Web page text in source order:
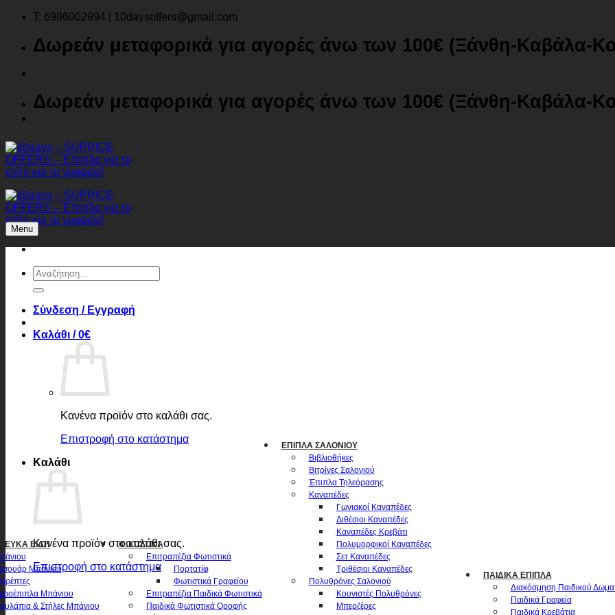
Μετάβαση
περιεχόμενο
T: 6986002994 | 10daysoffers@gmail.com
Δωρεάν μεταφορικά για αγορές άνω των 100€ (Ξάνθη-Καβάλα-
Δωρεάν μεταφορικά για αγορές άνω των 100€ (Ξάνθη-Καβάλα-
Αναζήτηση
για:
Σύνδεση / Εγγραφή
Καλάθι /0€
Κανένα προϊόν στο καλάθι σας.
Επιστροφή στο κατάστημα
Καλάθι
Κανένα προϊόν στο καλάθι σας.
Επιστροφή στο κατάστημα
Menu
ΛΕΥΚΆ ΕΊΔΗ
Μπάνιου
Μπάνιου
& Στήλες Μπάνιου
ΦΩΤΙΣΤΙΚΆ
Επιτραπέζια Φωτιστικά
Πορτατίφ
Φωτιστικά Γραφείου
Επιτραπέζια Παιδικά Φωτιστικά
Παιδικά Φωτιστικά Οροφής
ΈΠΙΠΛΑ ΣΑΛΟΝΙΟΎ
Βιβλιοθήκες
Βιτρίνες Σαλονιού
Έπιπλα Τηλεόρασης
Καναπέδες
Γωνιακοί Καναπέδες
Διθέσιοι Καναπέδες
Καναπέδες Κρεβάτι
Πολυμορφικοί Καναπέδες
Σετ Καναπέδες
Τριθέσιοι Καναπέδες
Πολυθρόνες Σαλονιού
Κουνιστές Πολυθρόνες
Μπερζέρες
ΠΑΙΔΙΚΆ ΈΠΙΠΛΑ
Διακόσμηση Παιδικού
Παιδικά Γραφεία
Παιδικά Κρεβάτια